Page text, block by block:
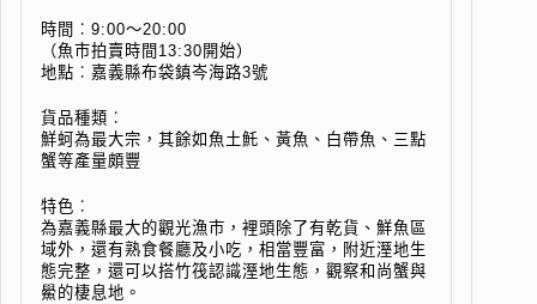
時間︰9:00～20:00
（魚市拍賣時間13:30開始）
地點︰嘉義縣布袋鎮岑海路3號
貨品種類︰
鮮蚵為最大宗，其餘如魚土魠、黃魚、白帶魚、三點
蟹等產量頗豐
特色︰
為嘉義縣最大的觀光漁市，裡頭除了有乾貨、鮮魚區
域外，還有熟食餐廳及小吃，相當豐富，附近溼地生
態完整，還可以搭竹筏認識溼地生態，觀察和尚蟹與
鱟的棲息地。